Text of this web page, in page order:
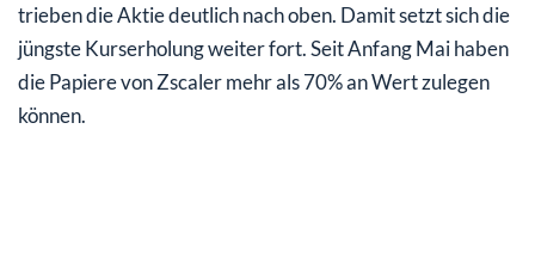
trieben die Aktie deutlich nach oben. Damit setzt sich die
jüngste Kurserholung weiter fort. Seit Anfang Mai haben
die Papiere von Zscaler mehr als 70% an Wert zulegen
können.